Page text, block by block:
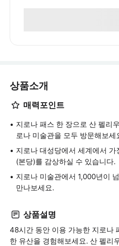
상품소개
매력포인트
지로나 패스 한 장으로 산 펠리
로나 미술관을 모두 방문해보세
지로나 대성당에서 세계에서
(본당)를 감상하실 수 있습니다.
지로나 미술관에서 1,000년이
만나보세요.
상품설명
48시간 동안 이용 가능한 지로나
한 유산을 경험해보세요. 산 펠리